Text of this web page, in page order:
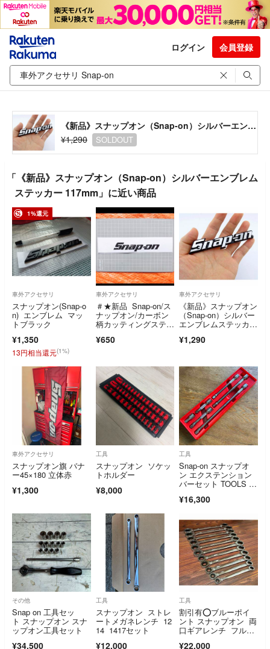
ログイン 会員登録
《新品》スナップオン（Snap-on）シルバーエンブレムステッカー 117mm
¥1,290
SOLDOUT
「《新品》スナップオン（Snap-on）シルバーエンブレム
ステッカー 117mm」に近い商品
1%還元
車外アクセサリ
スナップオン(Snap-o
n) エンブレム マッ
トブラック
¥1,350
13円相当還元(1%)
車外アクセサリ
＃★新品 Snap-on/ス
ナップオン/カーボン
柄カッティングステッ
ン
¥650
車外アクセサリ
《新品》スナップオン
（Snap-on）シルバー
エンブレムステッカ
¥1,290
車外アクセサリ
スナップオン旗 バナ
ー45×180 立体赤
¥1,300
工具
スナップオン ソケッ
トホルダー
¥8,000
工具
Snap-on スナップオ
ン エクステンション
バーセット TOOLS 工
¥16,300
その他
Snap on 工具セッ
ト スナップオン スナ
ップオン工具セット
¥34,500
工具
スナップオン ストレ
ートメガネレンチ 12
14 1417セット
¥12,000
工具
割引有⭕️ブルーポイ
ント スナップオン 両
口ギアレンチ フルセ
¥22,000